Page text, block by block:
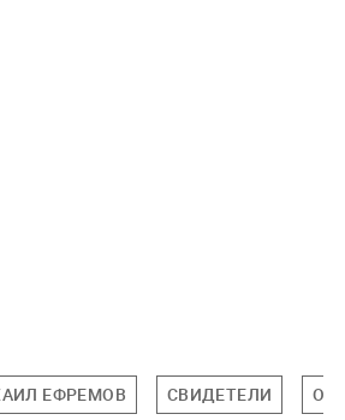
ЕФРЕМОВ СВИДЕТЕЛИ